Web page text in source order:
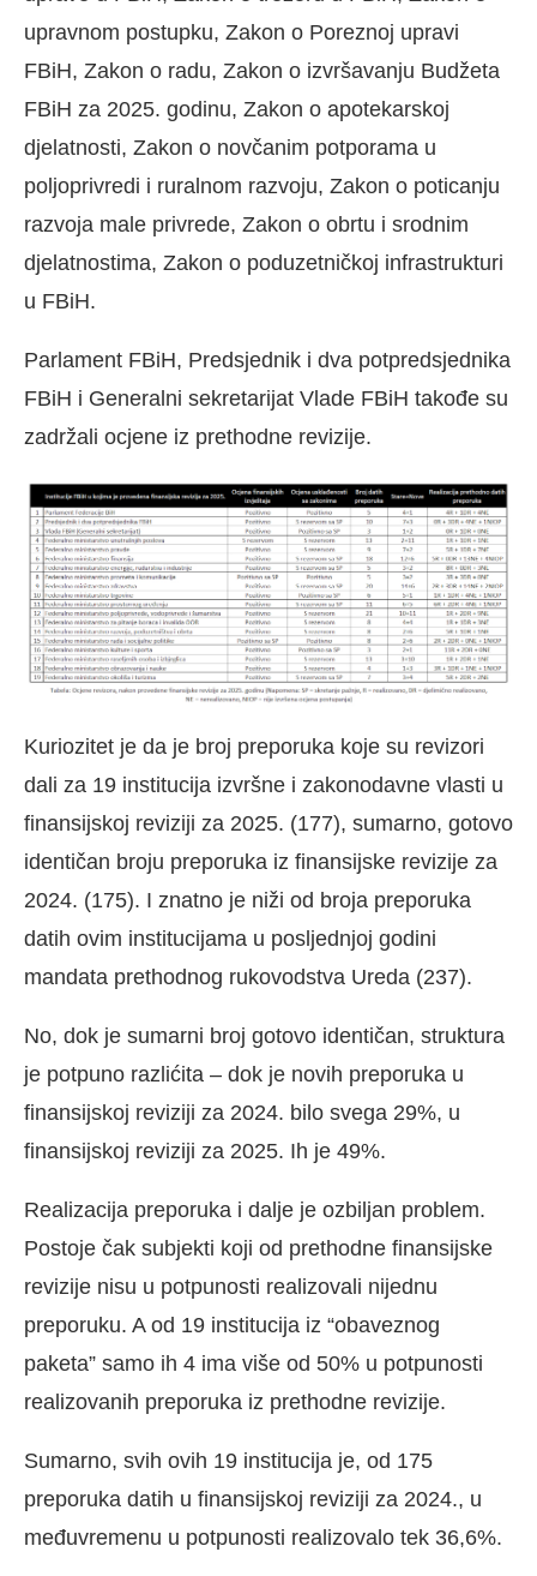
upravnom postupku, Zakon o Poreznoj upravi
FBiH, Zakon o radu, Zakon o izvršavanju Budžeta
FBiH za 2025. godinu, Zakon o apotekarskoj
djelatnosti, Zakon o novčanim potporama u
poljoprivredi i ruralnom razvoju, Zakon o poticanju
razvoja male privrede, Zakon o obrtu i srodnim
djelatnostima, Zakon o poduzetničkoj infrastrukturi
u FBiH.
Parlament FBiH, Predsjednik i dva potpredsjednika
FBiH i Generalni sekretarijat Vlade FBiH takođe su
zadržali ocjene iz prethodne revizije.
Kuriozitet je da je broj preporuka koje su revizori
dali za 19 institucija izvršne i zakonodavne vlasti u
finansijskoj reviziji za 2025. (177), sumarno, gotovo
identičan broju preporuka iz finansijske revizije za
2024. (175). I znatno je niži od broja preporuka
datih ovim institucijama u posljednjoj godini
mandata prethodnog rukovodstva Ureda (237).
No, dok je sumarni broj gotovo identičan, struktura
je potpuno razlićita – dok je novih preporuka u
finansijskoj reviziji za 2024. bilo svega 29%, u
finansijskoj reviziji za 2025. Ih je 49%.
Realizacija preporuka i dalje je ozbiljan problem.
Postoje čak subjekti koji od prethodne finansijske
revizije nisu u potpunosti realizovali nijednu
preporuku. A od 19 institucija iz “obaveznog
paketa” samo ih 4 ima više od 50% u potpunosti
realizovanih preporuka iz prethodne revizije.
Sumarno, svih ovih 19 institucija je, od 175
preporuka datih u finansijskoj reviziji za 2024., u
međuvremenu u potpunosti realizovalo tek 36,6%.